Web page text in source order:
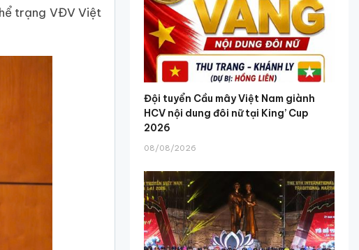
trạng VĐV Việt
Đội tuyển Cầu mây Việt Nam giành
HCV nội dung đôi nữ tại King’ Cup
2026
08/08/2026